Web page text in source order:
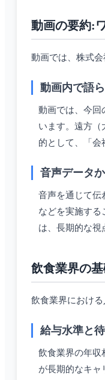
動画の要約:
動画では、株式
動画内で語
動画では、今回
います。遠方（
的として、「会
音声データ
音声を通じて伝
などを実施する
は、長期的な視
飲食業界の
飲食業界におけ
給与水準と
飲食業界の年収
が長期的なキャ